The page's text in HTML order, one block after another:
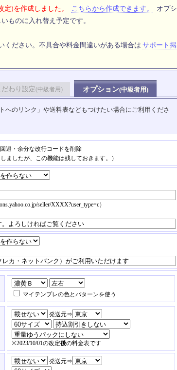
定)を作成しました。 こちらから作成できます。
オプシ
ものに入れ替え予定です。
ください。不具合や料金間違いがある場合は サポート掲
だわり設定(中級者用) オプション(中級者用)
のリンク」や送料表などもつけたい場合にご利用くださ
避・余分な改行コードを削除
ましたが、この機能は残しておきます。）
seller/XXXX?user_type=c）
マイテンプレの色とパターンを使う
発送元⇒
※2023/10/01の改定後の料金表です
発送元⇒